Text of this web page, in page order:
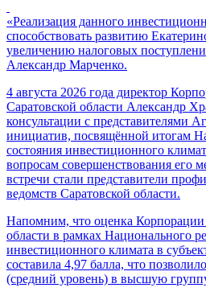
«Реализация данного
способствовать развитию
увеличению налоговых
Александр Марченко.
4 августа 2026 года директор
Саратовской области Александр
консультации с представителями
инициатив, посвящённой итогам
состояния инвестиционного
вопросам совершенствования его
встречи стали представители
ведомств Саратовской области.
Напомним, что оценка Корпорации
области в рамках Национального
инвестиционного климата в
составила 4,97 балла, что
(средний уровень) в высшую